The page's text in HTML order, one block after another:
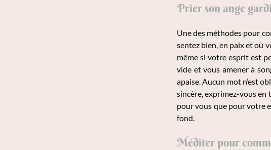
Prier son ange
Une des méthodes pour
sentez bien, en paix et où
même si votre esprit est
vide et vous amener à
apaise. Aucun mot n’est
sincère, exprimez-vous en
pour vous que pour votre
fond.
Méditer pour